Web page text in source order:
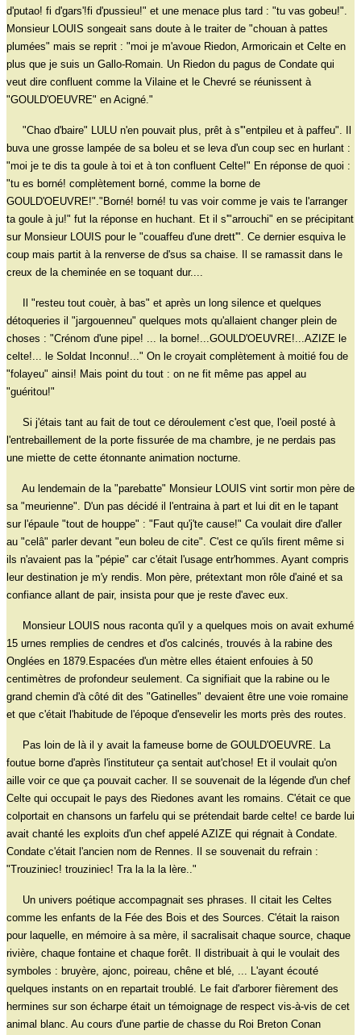
d'putao! fi d'gars'!fi d'pussieu!" et une menace plus tard : "tu vas gobeu!".
Monsieur LOUIS songeait sans doute à le traiter de "chouan à pattes
plumées" mais se reprit : "moi je m'avoue Riedon, Armoricain et Celte en
plus que je suis un Gallo-Romain. Un Riedon du pagus de Condate qui
veut dire confluent comme la Vilaine et le Chevré se réunissent à
"GOULD'OEUVRE" en Acigné."
"Chao d'baire" LULU n'en pouvait plus, prêt à s'"entpileu et à paffeu". Il
buva une grosse lampée de sa boleu et se leva d'un coup sec en hurlant :
"moi je te dis ta goule à toi et à ton confluent Celte!" En réponse de quoi :
"tu es borné! complètement borné, comme la borne de
GOULD'OEUVRE!"."Borné! borné! tu vas voir comme je vais te l'arranger
ta goule à ju!" fut la réponse en huchant. Et il s'"arrouchi" en se précipitant
sur Monsieur LOUIS pour le "couaffeu d'une drett'". Ce dernier esquiva le
coup mais partit à la renverse de d'sus sa chaise. Il se ramassit dans le
creux de la cheminée en se toquant dur....
Il "resteu tout couèr, à bas" et après un long silence et quelques
détoqueries il "jargouenneu" quelques mots qu'allaient changer plein de
choses : "Crénom d'une pipe! ... la borne!...GOULD'OEUVRE!...AZIZE le
celte!... le Soldat Inconnu!..." On le croyait complètement à moitié fou de
"folayeu" ainsi! Mais point du tout : on ne fit même pas appel au
"guéritou!"
Si j'étais tant au fait de tout ce déroulement c'est que, l'oeil posté à
l'entrebaillement de la porte fissurée de ma chambre, je ne perdais pas
une miette de cette étonnante animation nocturne.
Au lendemain de la "parebatte" Monsieur LOUIS vint sortir mon père de
sa "meurienne". D'un pas décidé il l'entraina à part et lui dit en le tapant
sur l'épaule "tout de houppe" : "Faut qu'j'te cause!" Ca voulait dire d'aller
au "celâ" parler devant "eun boleu de cite". C'est ce qu'ils firent même si
ils n'avaient pas la "pépie" car c'était l'usage entr'hommes. Ayant compris
leur destination je m'y rendis. Mon père, prétextant mon rôle d'ainé et sa
confiance allant de pair, insista pour que je reste d'avec eux.
Monsieur LOUIS nous raconta qu'il y a quelques mois on avait exhumé
15 urnes remplies de cendres et d'os calcinés, trouvés à la rabine des
Onglées en 1879.Espacées d'un mètre elles étaient enfouies à 50
centimètres de profondeur seulement. Ca signifiait que la rabine ou le
grand chemin d'à côté dit des "Gatinelles" devaient être une voie romaine
et que c'était l'habitude de l'époque d'ensevelir les morts près des routes.
Pas loin de là il y avait la fameuse borne de GOULD'OEUVRE. La
foutue borne d'après l'instituteur ça sentait aut'chose! Et il voulait qu'on
aille voir ce que ça pouvait cacher. Il se souvenait de la légende d'un chef
Celte qui occupait le pays des Riedones avant les romains. C'était ce que
colportait en chansons un farfelu qui se prétendait barde celte! ce barde lui
avait chanté les exploits d'un chef appelé AZIZE qui régnait à Condate.
Condate c'était l'ancien nom de Rennes. Il se souvenait du refrain :
"Trouziniec! trouziniec! Tra la la la lère.."
Un univers poétique accompagnait ses phrases. Il citait les Celtes
comme les enfants de la Fée des Bois et des Sources. C'était la raison
pour laquelle, en mémoire à sa mère, il sacralisait chaque source, chaque
rivière, chaque fontaine et chaque forêt. Il distribuait à qui le voulait des
symboles : bruyère, ajonc, poireau, chêne et blé, ... L'ayant écouté
quelques instants on en repartait troublé. Le fait d'arborer fièrement des
hermines sur son écharpe était un témoignage de respect vis-à-vis de cet
animal blanc. Au cours d'une partie de chasse du Roi Breton Conan